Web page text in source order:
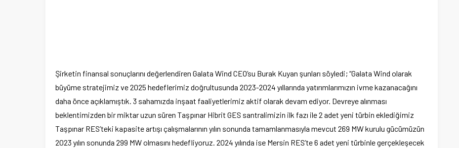
Şirketin finansal sonuçlarını değerlendiren Galata Wind CEO’su Burak Kuyan şunları söyledi; “Galata Wind olarak
büyüme stratejimiz ve 2025 hedeflerimiz doğrultusunda 2023-2024 yıllarında yatırımlarımızın ivme kazanacağını
daha önce açıklamıştık. 3 sahamızda inşaat faaliyetlerimiz aktif olarak devam ediyor. Devreye alınması
beklentimizden bir miktar uzun süren Taşpınar Hibrit GES santralimizin ilk fazı ile 2 adet yeni türbin eklediğimiz
Taşpınar RES’teki kapasite artışı çalışmalarının yılın sonunda tamamlanmasıyla mevcut 269 MW kurulu gücümüzün
2023 yılın sonunda 299 MW olmasını hedefliyoruz. 2024 yılında ise Mersin RES’te 6 adet yeni türbinle gerçekleşecek